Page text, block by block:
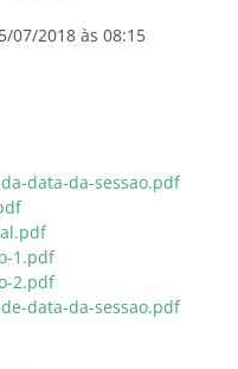
07/2018 às 08:15
data-da-sessao.pdf
1.pdf
2.pdf
data-da-sessao.pdf